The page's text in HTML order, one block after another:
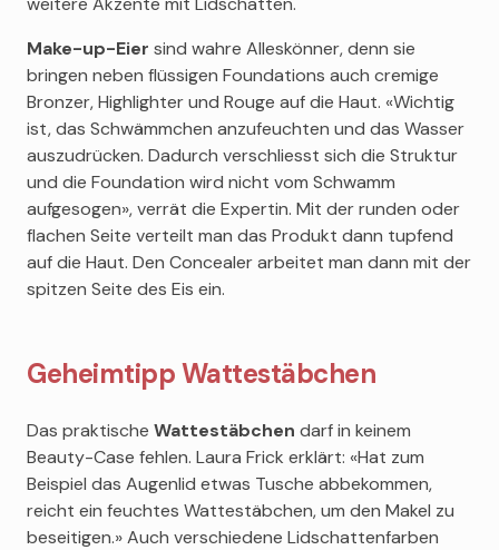
Make-up-Eier sind wahre Alleskönner, denn sie
bringen neben flüssigen Foundations auch cremige
Bronzer, Highlighter und Rouge auf die Haut. «Wichtig
ist, das Schwämmchen anzufeuchten und das Wasser
auszudrücken. Dadurch verschliesst sich die Struktur
und die Foundation wird nicht vom Schwamm
aufgesogen», verrät die Expertin. Mit der runden oder
flachen Seite verteilt man das Produkt dann tupfend
auf die Haut. Den Concealer arbeitet man dann mit der
spitzen Seite des Eis ein.
Geheimtipp Wattestäbchen
Das praktische Wattestäbchen darf in keinem
Beauty-Case fehlen. Laura Frick erklärt: «Hat zum
Beispiel das Augenlid etwas Tusche abbekommen,
reicht ein feuchtes Wattestäbchen, um den Makel zu
beseitigen.» Auch verschiedene Lidschattenfarben